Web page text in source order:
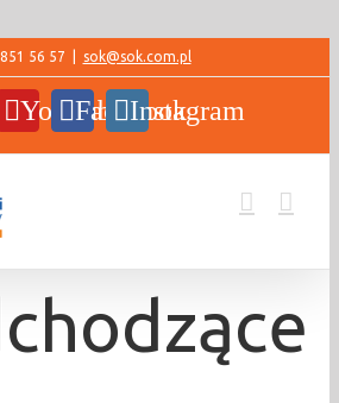
56 57 sok@sok.com.pl
YouTubeFacebookInstagram